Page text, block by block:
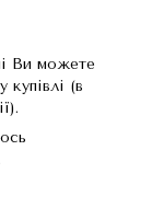
Ви можете
купівлі (в